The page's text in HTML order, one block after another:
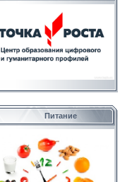
Питание